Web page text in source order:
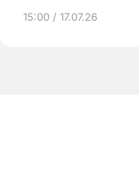
15:00 / 17.07.26